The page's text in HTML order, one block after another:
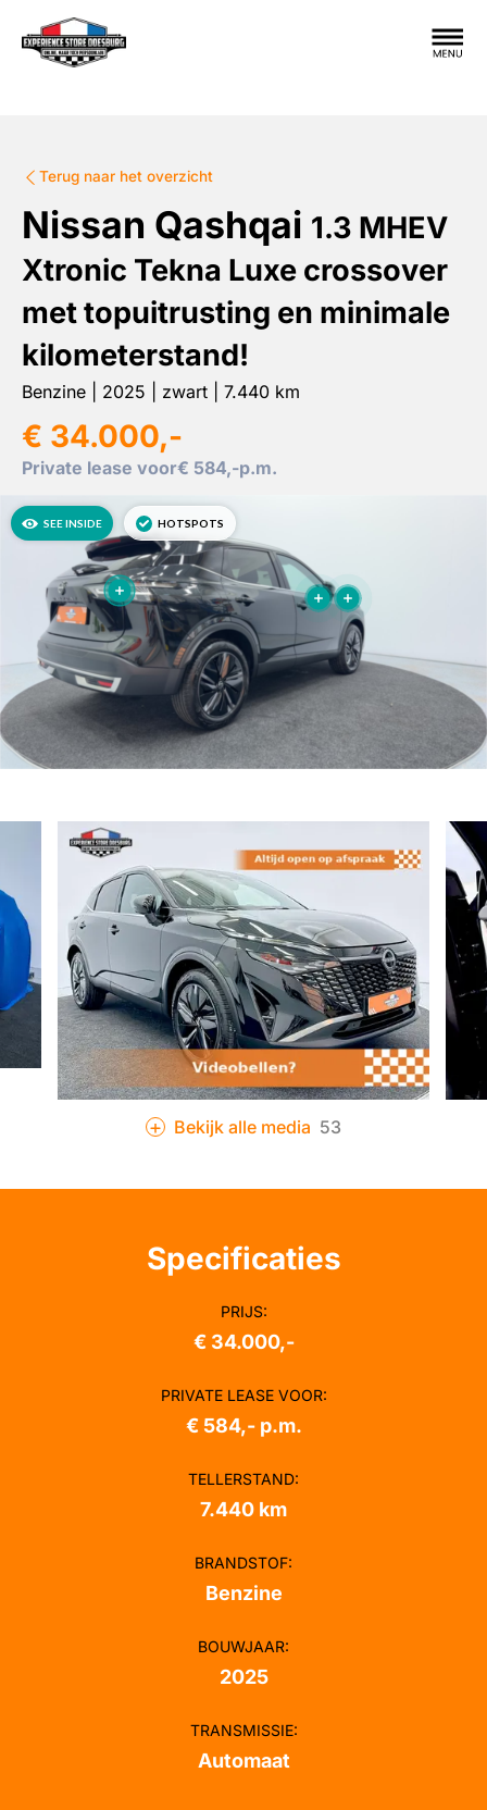
Terug naar het overzicht
Nissan Qashqai 1.3 MHEV
Xtronic Tekna Luxe crossover
met topuitrusting en minimale
kilometerstand!
Benzine 2025 zwart 7.440 km
€ 34.000,-
Private lease voor€ 584,-p.m.
Bekijk alle media 53
Specificaties
PRIJS:
€ 34.000,-
PRIVATE LEASE VOOR:
€ 584,- p.m.
TELLERSTAND:
7.440 km
BRANDSTOF:
Benzine
BOUWJAAR:
2025
TRANSMISSIE:
Automaat